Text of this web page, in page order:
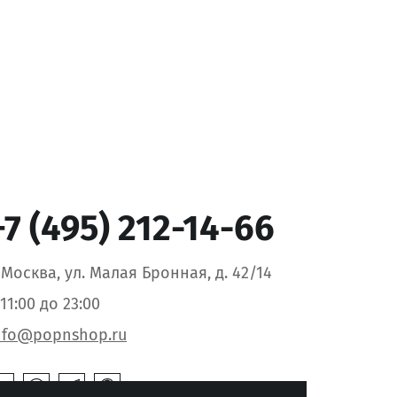
(495) 212-14-66
Москва, ул. Малая Бронная, д. 42/14
до 23:00